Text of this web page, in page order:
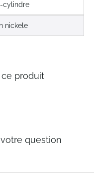
cylindre
nickele
ce produit
question